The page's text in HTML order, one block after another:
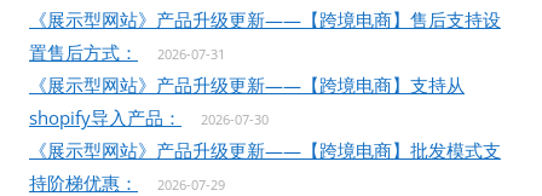
《展示型网站》产品升级更新——【跨境电商】售后支持设
置售后方式：
2026-07-31
《展示型网站》产品升级更新——【跨境电商】支持从
shopify导入产品：
2026-07-30
《展示型网站》产品升级更新——【跨境电商】批发模式支
持阶梯优惠：
2026-07-29